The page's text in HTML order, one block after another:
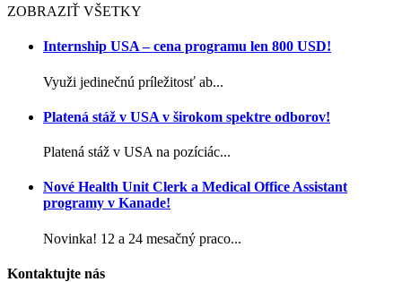
ZOBRAZIŤ VŠETKY
Internship USA – cena programu len 800 USD!
Využi jedinečnú príležitosť ab...
Platená stáž v USA v širokom spektre odborov!
Platená stáž v USA na pozíciác...
Nové Health Unit Clerk a Medical Office Assistant
programy v Kanade!
Novinka! 12 a 24 mesačný praco...
Kontaktujte nás